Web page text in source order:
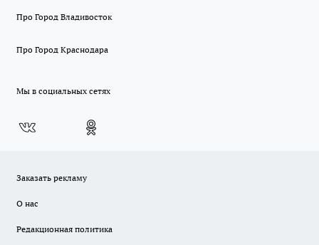
Про Город Владивосток
Про Город Краснодара
Мы в социальных сетях
Заказать рекламу
О нас
Редакционная политика